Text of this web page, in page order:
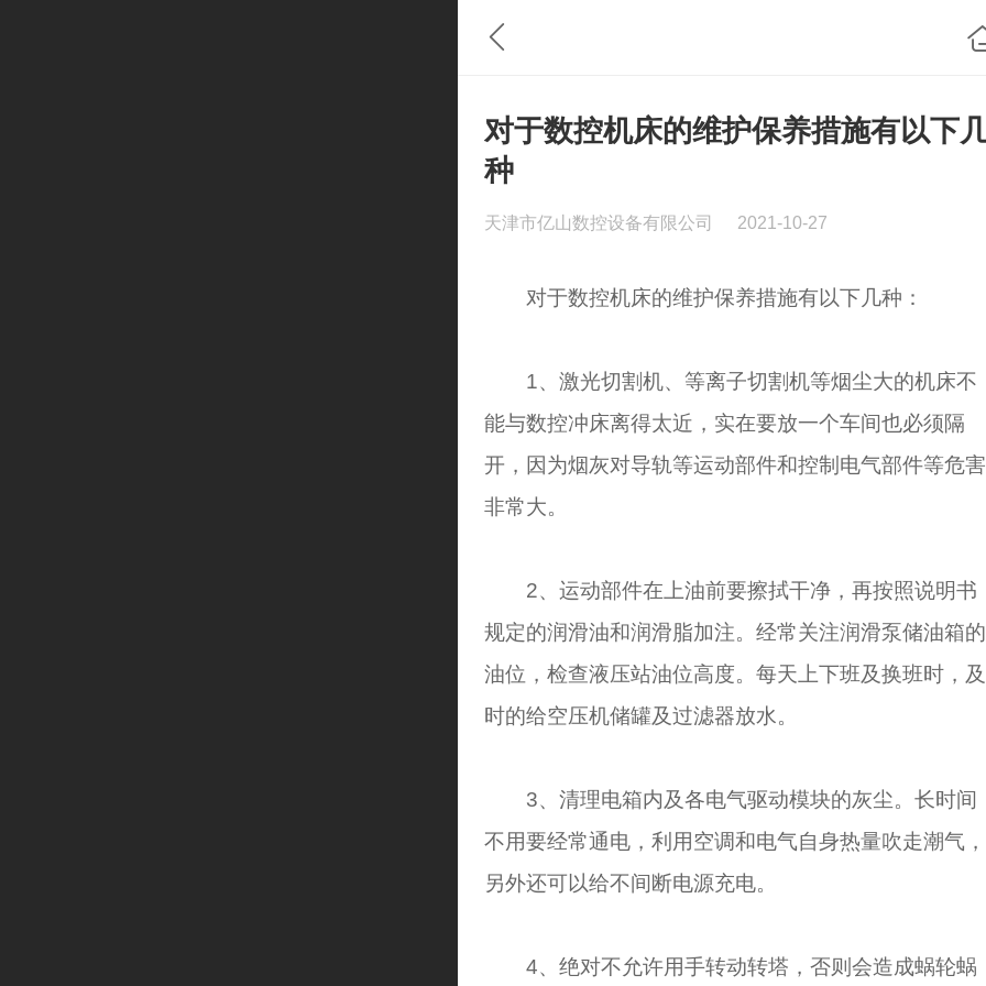
对于数控机床的维护保养措施有以下
种
天津市亿山数控设备有限公司 2021-10-27
对于数控机床的维护保养措施有以下几种：
1、激光切割机、等离子切割机等烟尘大的机床不
能与数控冲床离得太近，实在要放一个车间也必须隔
开，因为烟灰对导轨等运动部件和控制电气部件等危害
非常大。
2、运动部件在上油前要擦拭干净，再按照说明书
规定的润滑油和润滑脂加注。经常关注润滑泵储油箱的
油位，检查液压站油位高度。每天上下班及换班时，及
时的给空压机储罐及过滤器放水。
3、清理电箱内及各电气驱动模块的灰尘。长时间
不用要经常通电，利用空调和电气自身热量吹走潮气，
另外还可以给不间断电源充电。
4、绝对不允许用手转动转塔，否则会造成蜗轮蜗